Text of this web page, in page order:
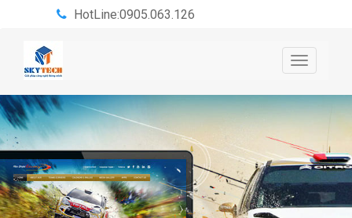
HotLine:0905.063.126
Toggle